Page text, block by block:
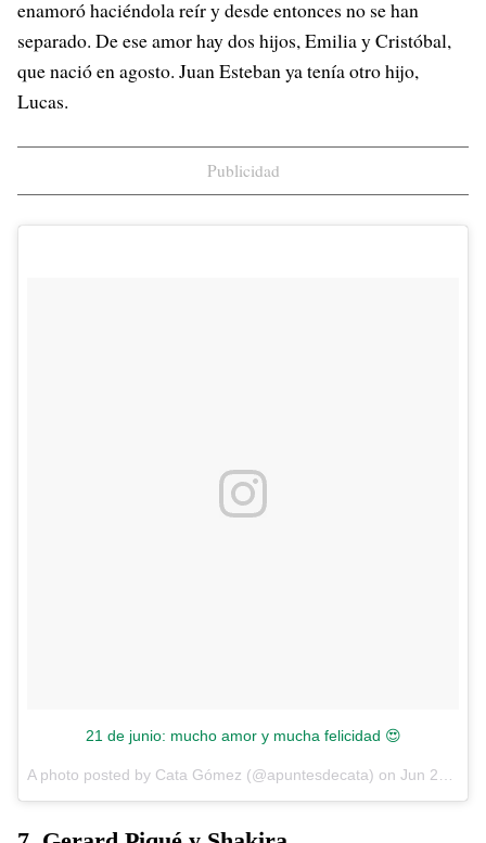
enamoró haciéndola reír y desde entonces no se han
separado. De ese amor hay dos hijos, Emilia y Cristóbal,
que nació en agosto. Juan Esteban ya tenía otro hijo,
Lucas.
Publicidad
21 de junio: mucho amor y mucha felicidad 😍
A photo posted by Cata Gómez (@apuntesdecata) on Jun 21, 2016 at 2:40pm PDT